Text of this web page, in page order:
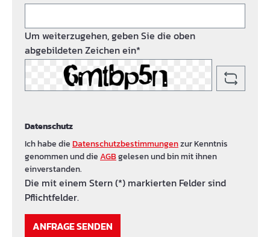
Um weiterzugehen, geben Sie die oben
abgebildeten Zeichen ein*
Datenschutz
Ich habe dieDatenschutzbestimmungenzur Kenntnis
genommen und dieAGBgelesen und bin mit ihnen
einverstanden.
Die mit einem Stern (*) markierten Felder sind
Pflichtfelder.
ANFRAGE SENDEN